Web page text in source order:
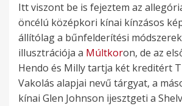
Itt viszont be is fejeztem az
öncélú középkori kínai kínzásos
állítólag a bűnfelderítési
illusztrációja a Múltkoron, de az
Hendo és Milly tartja két kreditért
Vakolás alapjai nevű tárgyat, a
kínai Glen Johnson ijesztgeti a